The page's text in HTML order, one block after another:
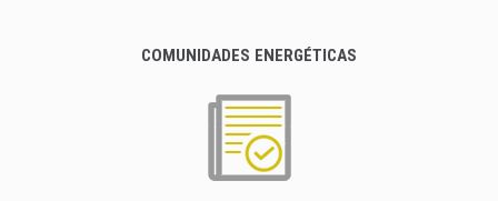
COMUNIDADES ENERGÉTICAS